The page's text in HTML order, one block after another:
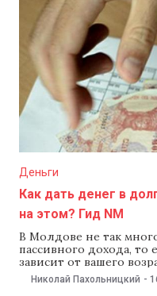
Деньги
Как дать денег в
на этом? Гид NM
В Молдове не так
пассивного дохода, то
зависит от вашего
работоспособности.
депозиты. Но в
Николай Пахольницкий -